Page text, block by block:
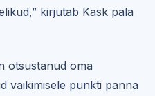
kirjutab Kask pala
otsustanud oma
vaikimisele punkti panna